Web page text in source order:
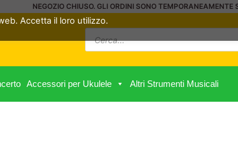
NEGOZIO CHIUSO. GLI ORDINI SONO TEMPORANEAMENTE
Ricerca
prodotti
Accessori per Ukulele Altri Strumenti Musicali
Accetta il loro utilizzo.